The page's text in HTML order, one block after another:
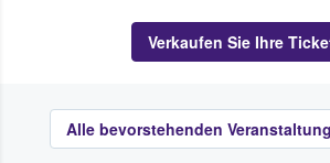
Verkaufen Sie Ihre
Alle bevorstehenden